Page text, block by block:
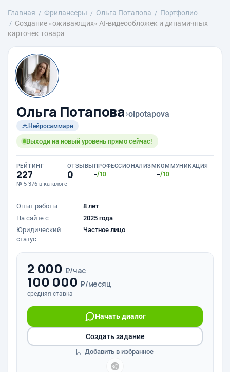
Главная Фрилансеры Ольга Потапова
Портфолио
Создание «оживающих» AI-видеообложек и динамичных
карточек товара
Ольга Потапова›olpotapova
Нейросаммари
Выходи на новый уровень прямо сейчас!
РЕЙТИНГ
227
№ 5 376 в каталоге
ОТЗЫВЫ
0
ПРОФЕССИОНАЛИЗМ
-/10
КОММУНИКАЦИЯ
-/10
Опыт работы
8 лет
На сайте с
2025 года
Юридический
статус
Частное лицо
2 000 ₽/час
100 000 ₽/месяц
средняя ставка
Начать диалог
Создать задание
Добавить в избранное